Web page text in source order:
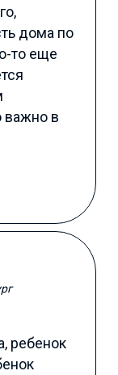
дома по
то еще
важно в
ребенок